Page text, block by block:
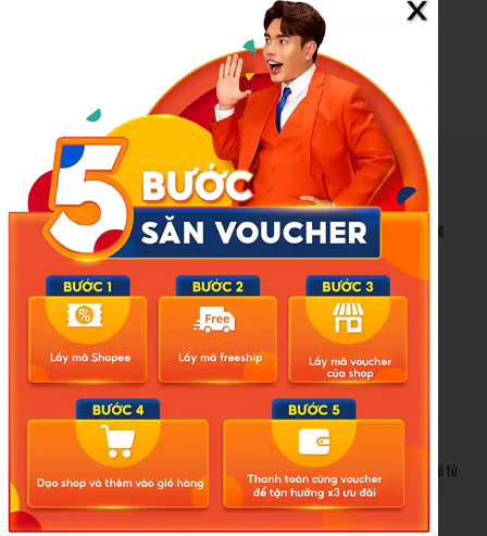
New Posts
Bão số 3 hình thành trên Biển Đông: Vì sao không ảnh hưởng
đất liền vẫn cần cảnh giác cao độ?
Cảnh báo thủ đoạn lừa đảo kết hôn: Khi sính lễ trở thành ‘cái
bẫy’ tinh vi
Gần 1.200 tỷ đồng xóa ‘mù bơi’ cho học sinh TP.HCM: Lời giải từ
chính sách hỗ trợ trực tiếp